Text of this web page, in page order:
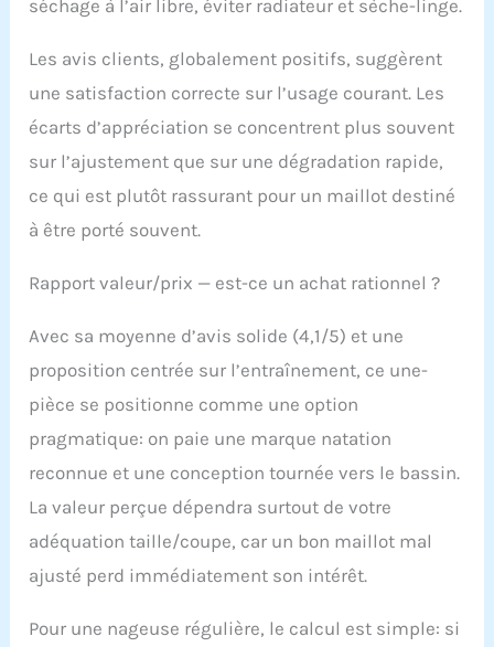
séchage à l’air libre, éviter radiateur et sèche-linge.
Les avis clients, globalement positifs, suggèrent
une satisfaction correcte sur l’usage courant. Les
écarts d’appréciation se concentrent plus souvent
sur l’ajustement que sur une dégradation rapide,
ce qui est plutôt rassurant pour un maillot destiné
à être porté souvent.
Rapport valeur/prix — est-ce un achat rationnel ?
Avec sa moyenne d’avis solide (4,1/5) et une
proposition centrée sur l’entraînement, ce une-
pièce se positionne comme une option
pragmatique: on paie une marque natation
reconnue et une conception tournée vers le bassin.
La valeur perçue dépendra surtout de votre
adéquation taille/coupe, car un bon maillot mal
ajusté perd immédiatement son intérêt.
Pour une nageuse régulière, le calcul est simple: si